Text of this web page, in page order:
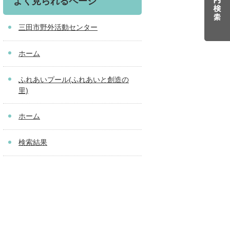
三田市野外活動センター
ホーム
ふれあいプール(ふれあいと創造の
里)
ホーム
検索結果